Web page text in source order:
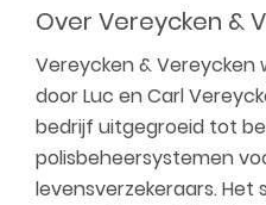
Over Vereycken &
Vereycken & Vereycken
door Luc en Carl
bedrijf uitgegroeid tot
polisbeheersystemen
levensverzekeraars. Het